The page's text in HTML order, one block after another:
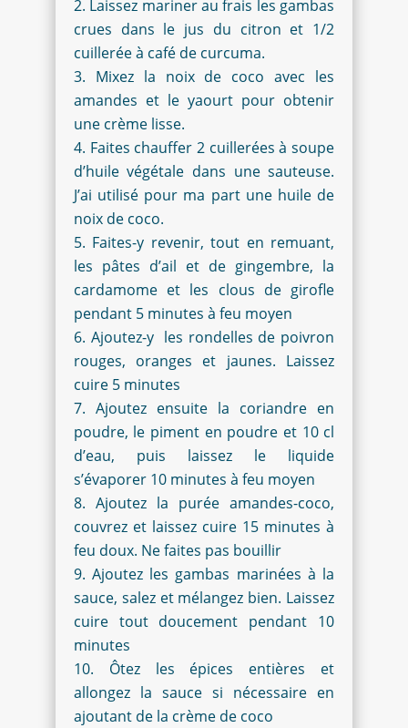
Laissez mariner au frais les gambas
crues dans le jus du citron et 1/2
cuillerée à café de curcuma.
Mixez la noix de coco avec les
amandes et le yaourt pour obtenir
une crème lisse.
Faites chauffer 2 cuillerées à soupe
d’huile végétale dans une sauteuse.
J’ai utilisé pour ma part une huile de
noix de coco.
Faites-y revenir, tout en remuant,
les pâtes d’ail et de gingembre, la
cardamome et les clous de girofle
pendant 5 minutes à feu moyen
Ajoutez-y les rondelles de poivron
rouges, oranges et jaunes. Laissez
cuire 5 minutes
Ajoutez ensuite la coriandre en
poudre, le piment en poudre et 10 cl
d’eau, puis laissez le liquide
s’évaporer 10 minutes à feu moyen
Ajoutez la purée amandes-coco,
couvrez et laissez cuire 15 minutes à
feu doux. Ne faites pas bouillir
Ajoutez les gambas marinées à la
sauce, salez et mélangez bien. Laissez
cuire tout doucement pendant 10
minutes
Ôtez les épices entières et
allongez la sauce si nécessaire en
ajoutant de la crème de coco